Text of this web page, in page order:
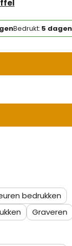
Bedrukt: 5 dagen
Graveren